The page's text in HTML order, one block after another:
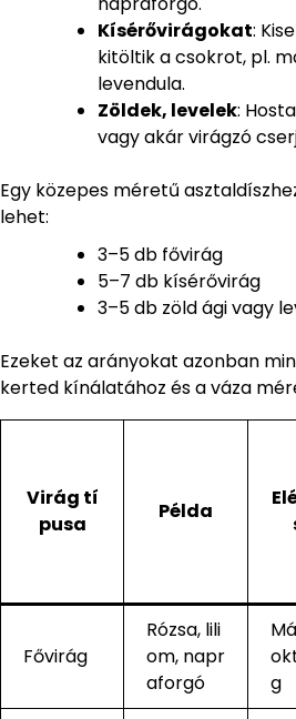
Kísérővirágokat:
kitöltik a csokrot, pl.
levendula.
Zöldek, levelek:
vagy akár virágzó
Egy közepes méretű
lehet:
3–5 db fővirág
5–7 db kísérővirág
3–5 db zöld ági vagy
Ezeket az arányokat azonban
kerted kínálatához és a váza
Virág tí
pusa
Példa
Fővirág
Rózsa, lili
om, napr
aforgó
g